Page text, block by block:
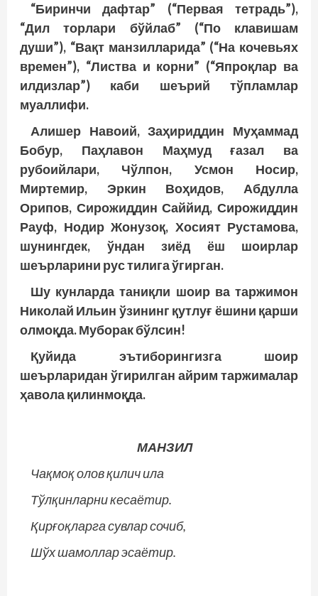
“Биринчи дафтар” (“Первая тетрадь”),
“Дил торлари бўйлаб” (“По клавишам
души”), “Вақт манзилларида” (“На кочевьях
времен”), “Листва и корни” (“Япроқлар ва
илдизлар”) каби шеърий тўпламлар
муаллифи.
Алишер Навоий, Заҳириддин Муҳаммад
Бобур, Паҳлавон Маҳмуд ғазал ва
рубоийлари, Чўлпон, Усмон Носир,
Миртемир, Эркин Воҳидов, Абдулла
Орипов, Сирожиддин Саййид, Сирожиддин
Рауф, Нодир Жонузоқ, Хосият Рустамова,
шунингдек, ўндан зиёд ёш шоирлар
шеърларини рус тилига ўгирган.
Шу кунларда таниқли шоир ва таржимон
Николай Ильин ўзининг қутлуғ ёшини қарши
олмоқда. Муборак бўлсин!
Қуйида эътиборингизга шоир
шеърларидан ўгирилган айрим таржималар
ҳавола қилинмоқда.
МАНЗИЛ
Чақмоқ олов қилич ила
Тўлқинларни кесаётир.
Қирғоқларга сувлар сочиб,
Шўх шамоллар эсаётир.